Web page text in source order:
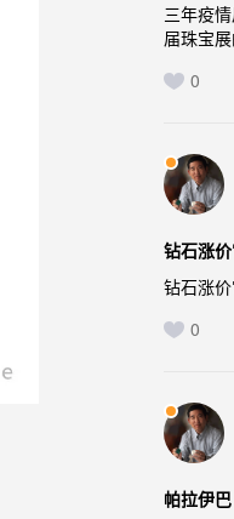
三年疫
届珠宝
0
钻石涨
钻石涨
0
帕拉伊